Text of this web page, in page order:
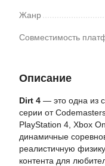
Жанр
Совместимость
Описание
Dirt 4 — это одна из
серии от
PlayStation 4, Xbox
динамичные
реалистичную
контента для